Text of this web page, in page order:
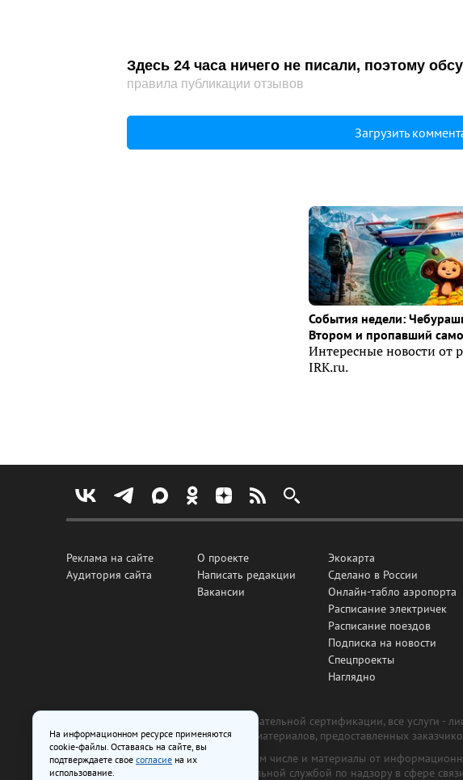
Здесь 24 часа ничего не писали, поэтому
правила публикации отзывов
Загрузить
События недели:
Втором и пропавший
Интересные новости от
IRK.ru.
Реклама на сайте
Аудитория сайта
О проекте
Написать редакции
Вакансии
Экокарта
Сделано в России
Онлайн-табло аэропорта
Расписание электричек
Расписание поездов
Подписка на новости
Спецпроекты
Наглядно
Все рекламные товары подлежат обязательной сертификации, все услуги -
изготовлена и размещена на основе материалов, предоставленных
На сайте www.irk.ru размещаются в том числе и материалы от
от 29 октября 2018 г., выдан Федеральной службой по надзору в сфере
На информационном ресурсе применяются
cookie-файлы. Оставаясь на сайте, вы
подтверждаете свое согласие на их
использование.